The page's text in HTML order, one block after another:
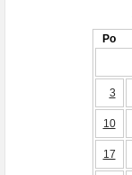
Po
3
10
17